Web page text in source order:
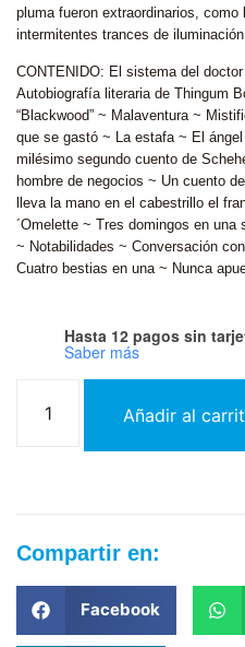
pluma fueron extraordinarios,
intermitentes trances de
CONTENIDO: El sistema del
Autobiografía literaria de Thingum
“Blackwood” ~ Malaventura ~
que se gastó ~ La estafa ~ El
milésimo segundo cuento de
hombre de negocios ~ Un cuento
lleva la mano en el cabestrillo el
´Omelette ~ Tres domingos en
~ Notabilidades ~ Conversación
Cuatro bestias en una ~ Nunca
Hasta 12 pagos sin
Saber más
Añadir al
Compartir en:
Facebook